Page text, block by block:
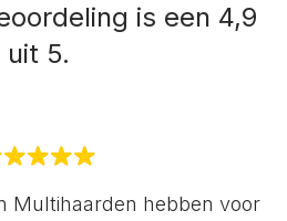
is een 4,9
uit 5.
Multihaarden hebben voor